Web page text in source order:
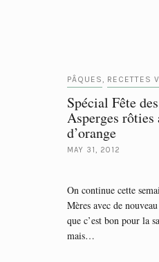
PÂQUES, RECETTES
Spécial Fête
Asperges rôties
d’orange
MAY 31, 2012
On continue cette
Mères avec de
que c’est bon pour la
mais…